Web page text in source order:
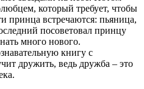
который требует, чтобы
принца встречаются: пьяница,
посоветовал принцу
много нового.
книгу с
дружить, ведь дружба – это